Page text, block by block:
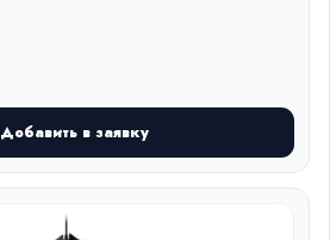
Добавить в заявку